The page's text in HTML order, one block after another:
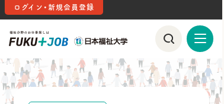
ログイン・新規会員登録